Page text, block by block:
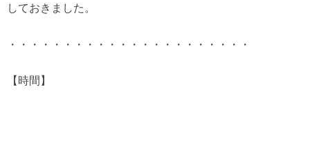
しておきました。
・・・・・・・・・・・・・・・・・・・・・・
【時間】